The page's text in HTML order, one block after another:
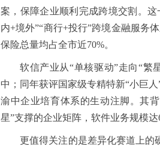
案，保障企业顺利完成跨境交割。
内+境外”“商行+投行”跨境金融服务
保险总量均占全市近70%。
软信产业从“单核驱动”走向“繁
中；同年获评国家级专精特新“小巨
渝中企业培育体系的生动注脚。其
星”支撑的企业矩阵，软件业务规模达
更值得关注的是差异化赛道上的